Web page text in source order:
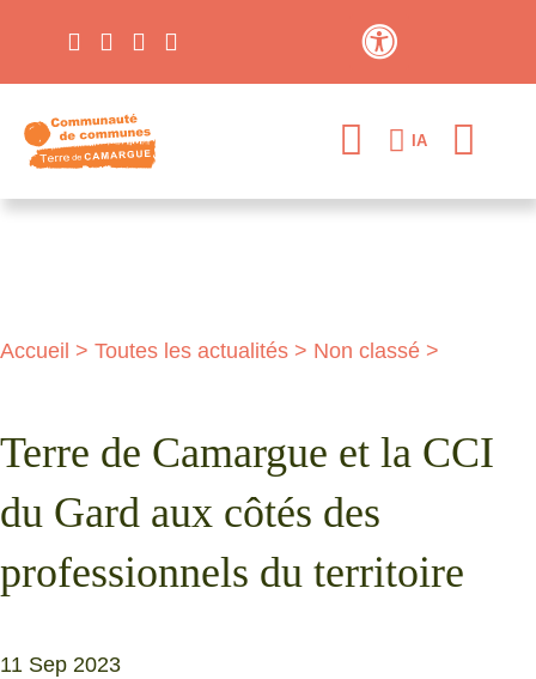
IA
Accueil > Toutes les actualités > Non classé >
Terre de Camargue et la CCI
du Gard aux côtés des
professionnels du territoire
11 Sep 2023